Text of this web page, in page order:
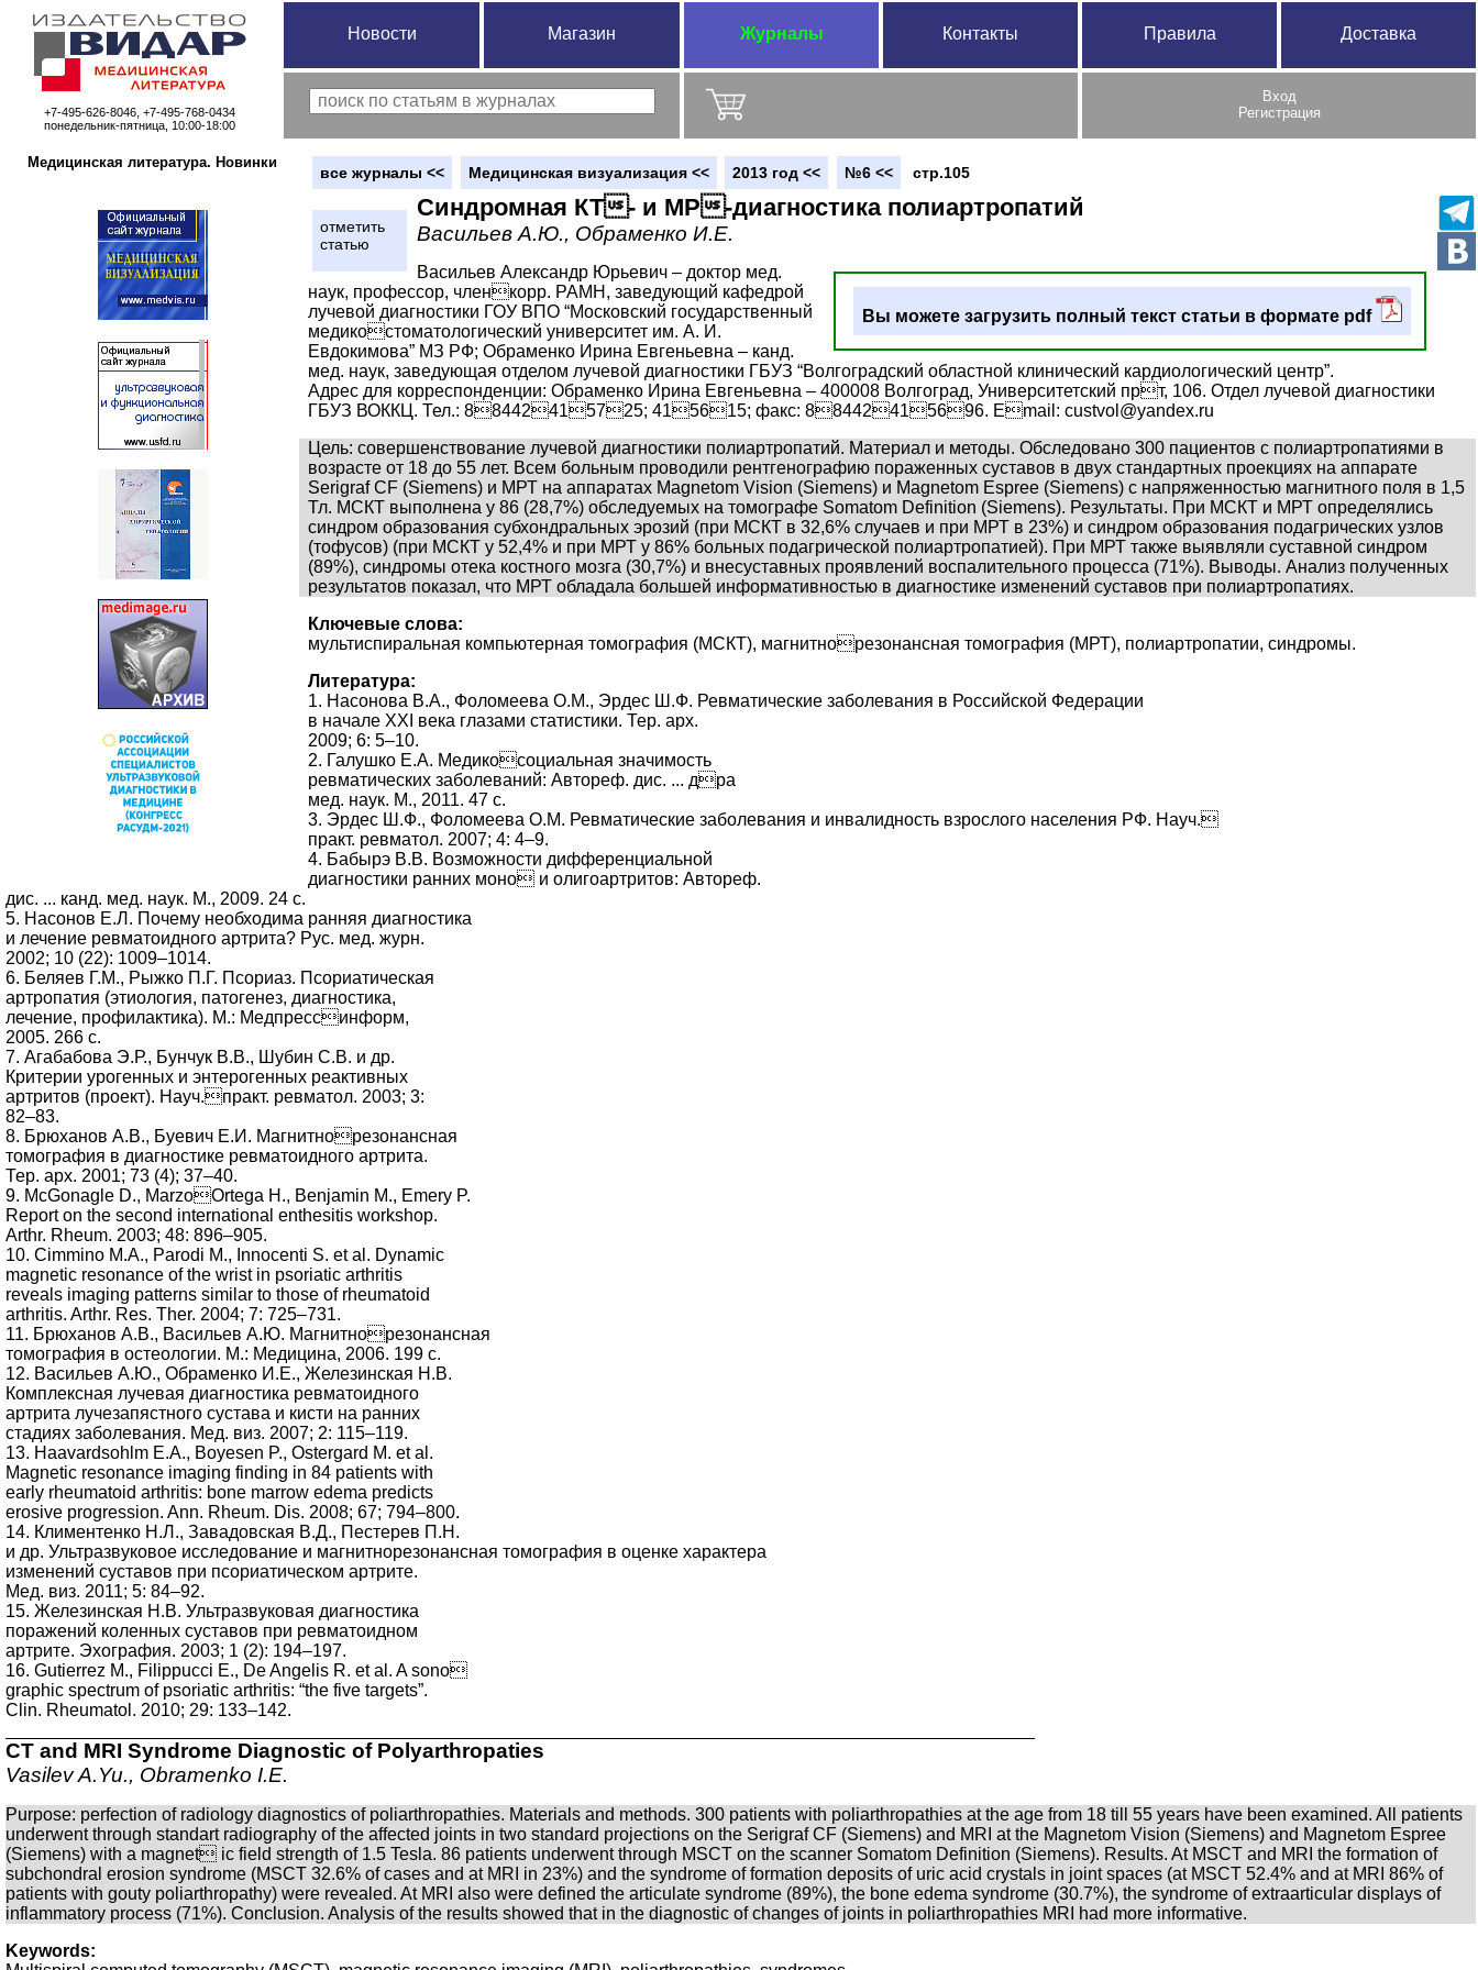
+7-495-626-8046, +7-495-768-0434
понедельник-пятница, 10:00-18:00
Новости Магазин Журналы Контакты Правила Доставка
Вход
Регистрация
Медицинская литература. Новинки
вce журналы << Медицинская визуализация << 2013 год << №6 << стр.105
отметить
статью
Синдромная КТ- и МР-диагностика полиартропатий
Васильев А.Ю., Обраменко И.Е.
Вы можете загрузить полный текст статьи в формате pdf
Васильев Александр Юрьевич – доктор мед.
наук, профессор, членкорр. РАМН, заведующий кафедрой
лучевой диагностики ГОУ ВПО “Московский государственный
медикостоматологический университет им. А. И.
Евдокимова” МЗ РФ; Обраменко Ирина Евгеньевна – канд.
мед. наук, заведующая отделом лучевой диагностики ГБУЗ “Волгоградский областной клинический кардиологический центр”.
Адрес для корреспонденции: Обраменко Ирина Евгеньевна – 400008 Волгоград, Университетский прт, 106. Отдел лучевой диагностики
ГБУЗ ВОККЦ. Тел.: 88442415725; 415615; факс: 88442415696. Email: custvol@yandex.ru
Цель: совершенствование лучевой диагностики полиартропатий. Материал и методы. Обследовано 300 пациентов с полиартропатиями в
возрасте от 18 до 55 лет. Всем больным проводили рентгенографию пораженных суставов в двух стандартных проекциях на аппарате
Serigraf CF (Siemens) и МРТ на аппаратах Magnetom Vision (Siemens) и Magnetom Espree (Siemens) с напряженностью магнитного поля в 1,5
Тл. МСКТ выполнена у 86 (28,7%) обследуемых на томографе Somatom Definition (Siemens). Результаты. При МСКТ и МРТ определялись
синдром образования субхондральных эрозий (при МСКТ в 32,6% случаев и при МРТ в 23%) и синдром образования подагрических узлов
(тофусов) (при МСКТ у 52,4% и при МРТ у 86% больных подагрической полиартропатией). При МРТ также выявляли суставной синдром
(89%), синдромы отека костного мозга (30,7%) и внесуставных проявлений воспалительного процесса (71%). Выводы. Анализ полученных
результатов показал, что МРТ обладала большей информативностью в диагностике изменений суставов при полиартропатиях.
Ключевые слова:
мультиспиральная компьютерная томография (МСКТ), магнитнорезонансная томография (МРТ), полиартропатии, синдромы.
Литература:
1. Насонова В.А., Фоломеева О.М., Эрдес Ш.Ф. Ревматические заболевания в Российской Федерации
в начале XXI века глазами статистики. Тер. арх.
2009; 6: 5–10.
2. Галушко Е.А. Медикосоциальная значимость
ревматических заболеваний: Автореф. дис. ... дра
мед. наук. М., 2011. 47 с.
3. Эрдес Ш.Ф., Фоломеева О.М. Ревматические заболевания и инвалидность взрослого населения РФ. Науч.
практ. ревматол. 2007; 4: 4–9.
4. Бабырэ В.В. Возможности дифференциальной
диагностики ранних моно и олигоартритов: Автореф.
дис. ... канд. мед. наук. М., 2009. 24 с.
5. Насонов Е.Л. Почему необходима ранняя диагностика
и лечение ревматоидного артрита? Рус. мед. журн.
2002; 10 (22): 1009–1014.
6. Беляев Г.М., Рыжко П.Г. Псориаз. Псориатическая
артропатия (этиология, патогенез, диагностика,
лечение, профилактика). М.: Медпрессинформ,
2005. 266 с.
7. Агабабова Э.Р., Бунчук В.В., Шубин С.В. и др.
Критерии урогенных и энтерогенных реактивных
артритов (проект). Науч.практ. ревматол. 2003; 3:
82–83.
8. Брюханов А.В., Буевич Е.И. Магнитнорезонансная
томография в диагностике ревматоидного артрита.
Тер. арх. 2001; 73 (4); 37–40.
9. McGonagle D., MarzoOrtega H., Benjamin M., Emery P.
Report on the second international enthesitis workshop.
Arthr. Rheum. 2003; 48: 896–905.
10. Cimmino M.A., Parodi M., Innocenti S. et al. Dynamic
magnetic resonance of the wrist in psoriatic arthritis
reveals imaging patterns similar to those of rheumatoid
arthritis. Arthr. Res. Ther. 2004; 7: 725–731.
11. Брюханов А.В., Васильев А.Ю. Магнитнорезонансная
томография в остеологии. М.: Медицина, 2006. 199 с.
12. Васильев А.Ю., Обраменко И.Е., Железинская Н.В.
Комплексная лучевая диагностика ревматоидного
артрита лучезапястного сустава и кисти на ранних
стадиях заболевания. Мед. виз. 2007; 2: 115–119.
13. Haavardsohlm E.A., Boyesen P., Ostergard M. et al.
Magnetic resonance imaging finding in 84 patients with
early rheumatoid arthritis: bone marrow edema predicts
erosive progression. Ann. Rheum. Dis. 2008; 67; 794–800.
14. Климентенко Н.Л., Завадовская В.Д., Пестерев П.Н.
и др. Ультразвуковое исследование и магнитнорезонансная томография в оценке характера
изменений суставов при псориатическом артрите.
Мед. виз. 2011; 5: 84–92.
15. Железинская Н.В. Ультразвуковая диагностика
поражений коленных суставов при ревматоидном
артрите. Эхография. 2003; 1 (2): 194–197.
16. Gutierrez M., Filippucci E., De Angelis R. et al. A sono
graphic spectrum of psoriatic arthritis: “the five targets”.
Clin. Rheumatol. 2010; 29: 133–142.
CT and MRI Syndrome Diagnostic of Polyarthropaties
Vasilev A.Yu., Obramenko I.E.
Purpose: perfection of radiology diagnostics of poliarthropathies. Materials and methods. 300 patients with poliarthropathies at the age from 18 till 55 years have been examined. All patients
underwent through standart radiography of the affected joints in two standard projections on the Serigraf CF (Siemens) and MRI at the Magnetom Vision (Siemens) and Magnetom Espree
(Siemens) with a magnet ic field strength of 1.5 Tesla. 86 patients underwent through MSCT on the scanner Somatom Definition (Siemens). Results. At MSCT and MRI the formation of
subchondral erosion syndrome (MSCT 32.6% of cases and at MRI in 23%) and the syndrome of formation deposits of uric acid crystals in joint spaces (at MSCT 52.4% and at MRI 86% of
patients with gouty poliarthropathy) were revealed. At MRI also were defined the articulate syndrome (89%), the bone edema syndrome (30.7%), the syndrome of extraarticular displays of
inflammatory process (71%). Conclusion. Analysis of the results showed that in the diagnostic of changes of joints in poliarthropathies MRI had more informative.
Keywords: